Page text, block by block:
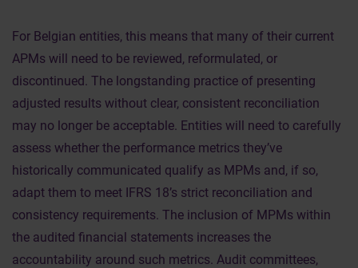
For Belgian entities, this means that many of their current
APMs will need to be reviewed, reformulated, or
discontinued. The longstanding practice of presenting
adjusted results without clear, consistent reconciliation
may no longer be acceptable. Entities will need to carefully
assess whether the performance metrics they’ve
historically communicated qualify as MPMs and, if so,
adapt them to meet IFRS 18’s strict reconciliation and
consistency requirements. The inclusion of MPMs within
the audited financial statements increases the
accountability around such metrics. Audit committees,